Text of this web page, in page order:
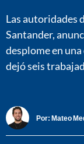
Las autoridades
Santander,
desplome en
dejó seis
Por: Mateo